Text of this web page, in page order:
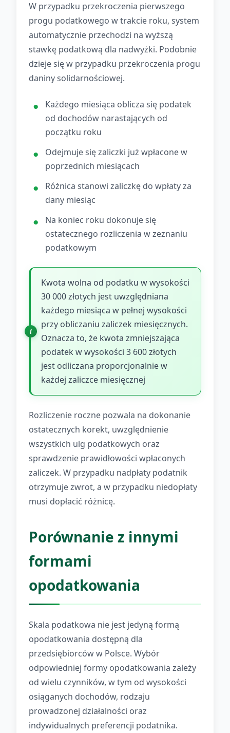
W przypadku przekroczenia pierwszego
progu podatkowego w trakcie roku, system
automatycznie przechodzi na wyższą
stawkę podatkową dla nadwyżki. Podobnie
dzieje się w przypadku przekroczenia progu
daniny solidarnościowej.
Każdego miesiąca oblicza się podatek
od dochodów narastających od
początku roku
Odejmuje się zaliczki już wpłacone w
poprzednich miesiącach
Różnica stanowi zaliczkę do wpłaty za
dany miesiąc
Na koniec roku dokonuje się
ostatecznego rozliczenia w zeznaniu
podatkowym
Kwota wolna od podatku w wysokości
30 000 złotych jest uwzględniana
każdego miesiąca w pełnej wysokości
przy obliczaniu zaliczek miesięcznych.
Oznacza to, że kwota zmniejszająca
podatek w wysokości 3 600 złotych
jest odliczana proporcjonalnie w
każdej zaliczce miesięcznej
Rozliczenie roczne pozwala na dokonanie
ostatecznych korekt, uwzględnienie
wszystkich ulg podatkowych oraz
sprawdzenie prawidłowości wpłaconych
zaliczek. W przypadku nadpłaty podatnik
otrzymuje zwrot, a w przypadku niedopłaty
musi dopłacić różnicę.
Porównanie z innymi
formami
opodatkowania
Skala podatkowa nie jest jedyną formą
opodatkowania dostępną dla
przedsiębiorców w Polsce. Wybór
odpowiedniej formy opodatkowania zależy
od wielu czynników, w tym od wysokości
osiąganych dochodów, rodzaju
prowadzonej działalności oraz
indywidualnych preferencji podatnika.